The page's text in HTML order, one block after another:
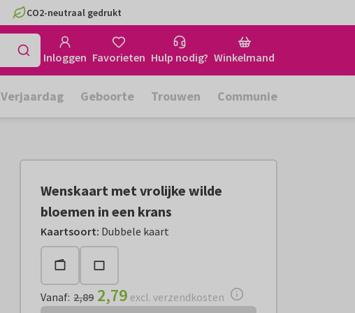
CO2-neutraal gedrukt
Inloggen Favorieten Hulp nodig? Winkelmand
Verjaardag Geboorte Trouwen Communie
Wenskaart met vrolijke wilde
bloemen in een krans
Kaartsoort: Dubbele kaart
Vanaf:€ 2,79 excl. verzendkosten
Vanaf: 2,89 2,79 excl. verzendkosten